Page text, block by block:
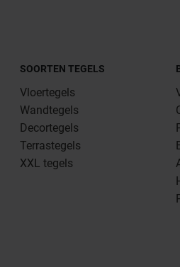
SOORTEN TEGELS
Vloertegels
Wandtegels
Decortegels
Terrastegels
XXL tegels